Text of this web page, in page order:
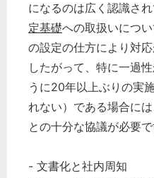
になるのは広く認識され
定基礎への取扱いにつ
の設定の仕方により対
したがって、特に一過
うに20年以上ぶりの実
れない）である場合には
との十分な協議が必要で
- 文書化と社内周知
どのカテゴリ
選択してくだ
労務管理
企業法務